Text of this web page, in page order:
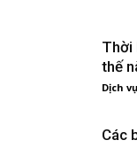
Thời
thế
Dịch
Các